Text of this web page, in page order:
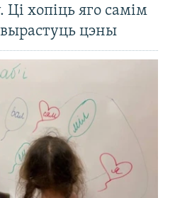
Ці хопіць яго самім
вырастуць цэны